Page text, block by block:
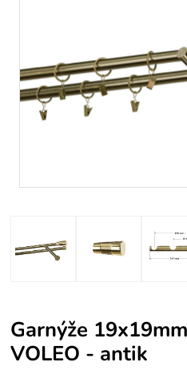
Garnýže
VOLEO - antik